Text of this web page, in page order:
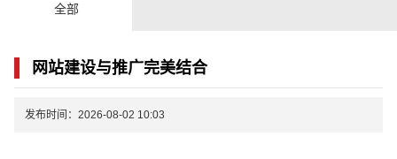
全部
网站建设与推广完美结合
发布时间：2026-08-02 10:03